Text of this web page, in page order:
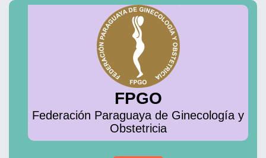
Skip
FPGO
Federación Paraguaya de Ginecología y
Obstetricia